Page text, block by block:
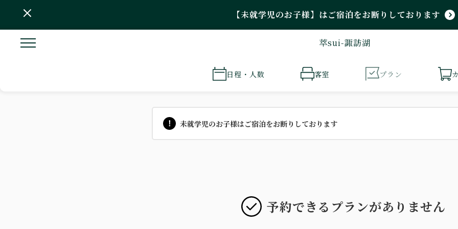
【未就学児のお子様】はご宿泊をお断りしております
萃sui-諏訪湖
日程・人数 客室 プラン
未就学児のお子様はご宿泊をお断りしております
予約できるプランがありません